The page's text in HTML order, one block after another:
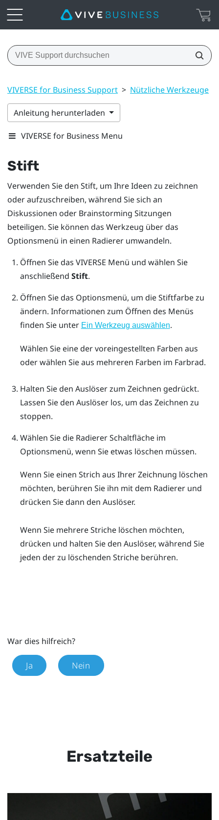
VIVERSE for Business Support > Nützliche Werkzeuge
Anleitung herunterladen
VIVERSE for Business Menu
Stift
Verwenden Sie den Stift, um Ihre Ideen zu zeichnen
oder aufzuschreiben, während Sie sich an
Diskussionen oder Brainstorming Sitzungen
beteiligen. Sie können das Werkzeug über das
Optionsmenü in einen Radierer umwandeln.
Öffnen Sie das VIVERSE Menü und wählen Sie
anschließend Stift.
Öffnen Sie das Optionsmenü, um die Stiftfarbe zu
ändern. Informationen zum Öffnen des Menüs
finden Sie unter Ein Werkzeug auswählen.
Wählen Sie eine der voreingestellten Farben aus
oder wählen Sie aus mehreren Farben im Farbrad.
Halten Sie den Auslöserzum Zeichnen gedrückt.
Lassen Sie den Auslöser los, um das Zeichnen zu
stoppen.
Wählen Sie die Radierer Schaltfläche im
Optionsmenü, wenn Sie etwas löschen müssen.
Wenn Sie einen Strich aus Ihrer Zeichnung löschen
möchten, berühren Sie ihn mit dem Radierer und
drücken Sie dann den Auslöser.
Wenn Sie mehrere Striche löschen möchten,
drücken und halten Sie den Auslöser, während Sie
jeden der zu löschenden Striche berühren.
War dies hilfreich?
Ja Nein
Ersatzteile